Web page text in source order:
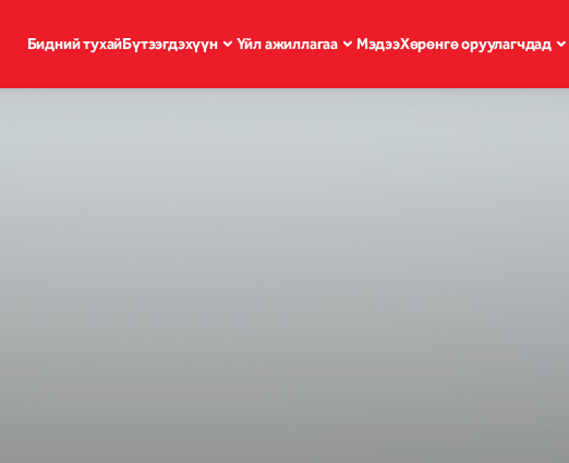
Бидний тухайБүтээгдэхүүн Үйл ажиллагаа МэдээХөрөнгө оруулагчдад